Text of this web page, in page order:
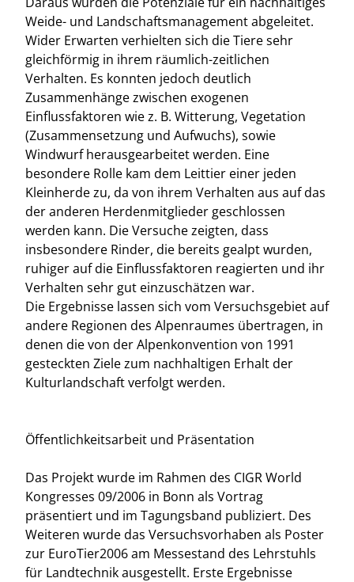
Weide- und Landschaftsmanagement abgeleitet.
Wider Erwarten verhielten sich die Tiere sehr
gleichförmig in ihrem räumlich-zeitlichen
Verhalten. Es konnten jedoch deutlich
Zusammenhänge zwischen exogenen
Einflussfaktoren wie z. B. Witterung, Vegetation
(Zusammensetzung und Aufwuchs), sowie
Windwurf herausgearbeitet werden. Eine
besondere Rolle kam dem Leittier einer jeden
Kleinherde zu, da von ihrem Verhalten aus auf das
der anderen Herdenmitglieder geschlossen
werden kann. Die Versuche zeigten, dass
insbesondere Rinder, die bereits gealpt wurden,
ruhiger auf die Einflussfaktoren reagierten und ihr
Verhalten sehr gut einzuschätzen war.
Die Ergebnisse lassen sich vom Versuchsgebiet auf
andere Regionen des Alpenraumes übertragen, in
denen die von der Alpenkonvention von 1991
gesteckten Ziele zum nachhaltigen Erhalt der
Kulturlandschaft verfolgt werden.
Öffentlichkeitsarbeit und Präsentation
Das Projekt wurde im Rahmen des CIGR World
Kongresses 09/2006 in Bonn als Vortrag
präsentiert und im Tagungsband publiziert. Des
Weiteren wurde das Versuchsvorhaben als Poster
zur EuroTier2006 am Messestand des Lehrstuhls
für Landtechnik ausgestellt. Erste Ergebnisse